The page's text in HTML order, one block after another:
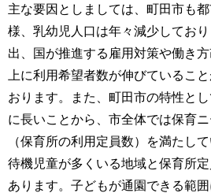
主な要因としましては、町田市も
様、乳幼児人口は年々減少してお
出、国が推進する雇用対策や働き
上に利用希望者数が伸びているこ
おります。また、町田市の特性と
に長いことから、市全体では保育
（保育所の利用定員数）を満たし
待機児童が多くいる地域と保育所
あります。子どもが通園できる範囲